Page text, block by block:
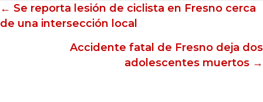
Posts
navigation
← Se reporta lesión de ciclista en Fresno cerca
de una intersección local
Accidente fatal de Fresno deja dos
adolescentes muertos →